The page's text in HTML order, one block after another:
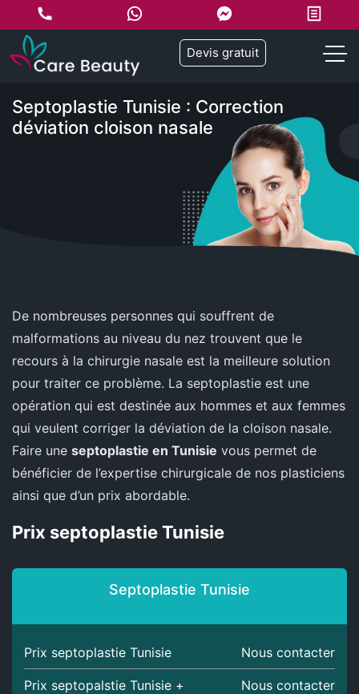
Devis gratuit
Septoplastie Tunisie : Correction
déviation cloison nasale
De nombreuses personnes qui souffrent de
malformations au niveau du nez trouvent que le
recours à la chirurgie nasale est la meilleure solution
pour traiter ce problème. La septoplastie est une
opération qui est destinée aux hommes et aux femmes
qui veulent corriger la déviation de la cloison nasale.
Faire une septoplastie en Tunisie vous permet de
bénéficier de l’expertise chirurgicale de nos plasticiens
ainsi que d’un prix abordable.
Prix septoplastie Tunisie
Septoplastie Tunisie
Prix septoplastie Tunisie Nous contacter
Prix septopalstie Tunisie +
Nous contacter